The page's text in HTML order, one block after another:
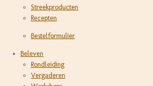
Streekproducten
Recepten
Bestelformulier
Beleven
Rondleiding
Vergaderen